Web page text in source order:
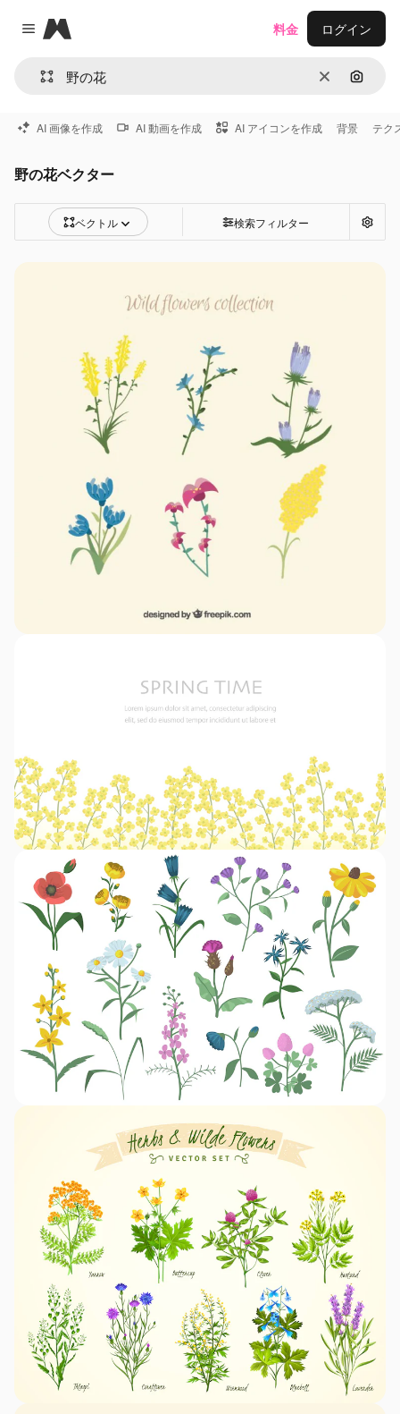
Close menu
Magnific
消去 画像で
料金 ログイン
AI 画像を作成 AI 動画を作成 AI アイコンを作成 背景 テク
野の花ベクター
ベクトル 検索フィルター